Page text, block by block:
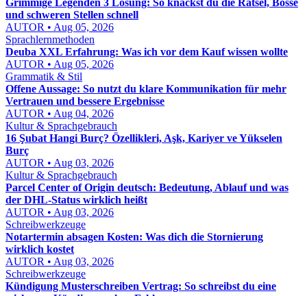
Grimmige Legenden 3 Lösung: So knackst du die Rätsel, Bosse
und schweren Stellen schnell
AUTOR • Aug 05, 2026
Sprachlernmethoden
Deuba XXL Erfahrung: Was ich vor dem Kauf wissen wollte
AUTOR • Aug 05, 2026
Grammatik & Stil
Offene Aussage: So nutzt du klare Kommunikation für mehr
Vertrauen und bessere Ergebnisse
AUTOR • Aug 04, 2026
Kultur & Sprachgebrauch
16 Şubat Hangi Burç? Özellikleri, Aşk, Kariyer ve Yükselen
Burç
AUTOR • Aug 03, 2026
Kultur & Sprachgebrauch
Parcel Center of Origin deutsch: Bedeutung, Ablauf und was
der DHL-Status wirklich heißt
AUTOR • Aug 03, 2026
Schreibwerkzeuge
Notartermin absagen Kosten: Was dich die Stornierung
wirklich kostet
AUTOR • Aug 03, 2026
Schreibwerkzeuge
Kündigung Musterschreiben Vertrag: So schreibst du eine